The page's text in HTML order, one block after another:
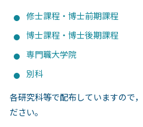
修士課程・博士前期課程
博士課程・博士後期課程
専門職大学院
別科
各研究科等で配布していますので
ださい。